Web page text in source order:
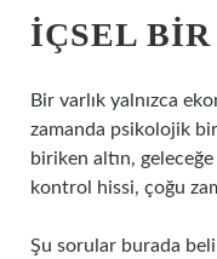
İÇSEL
Bir varlık yalnızca
zamanda psikolojik bir
biriken altın,
kontrol hissi, çoğu
Şu sorular burada